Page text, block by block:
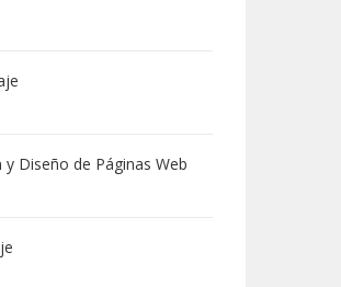
y Diseño de Páginas Web